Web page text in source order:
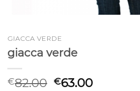
GIACCA VERDE
giacca verde
€82.00 €63.00